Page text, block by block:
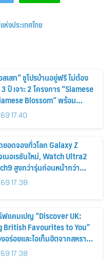
งประเทศไทย
เสท” ชูโปรบ้านอยู่ฟรี ไม่ต้อง
ปี เจาะ 2 โครงการ “Siamese
Blossom” พร้อม
สิทธิพิเศษถึง 31 สิงหาคม
17:40
ยอดจองทั่วโลก Galaxy Z
เนอเรชันใหม่, Watch Ultra2
สูงกว่ารุ่นก่อนหน้ากว่า
17:38
ฟแคมเปญ “Discover UK:
British Favourites to You”
ร่อยและไอเท็มฮิตจากสหราช
ส่งตรงถึงมือตั้งแต่วันนี้ – 18
17:38